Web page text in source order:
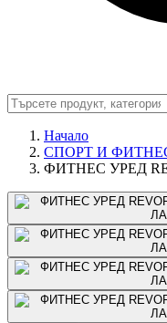
Начало
СПОРТ И
ФИТНЕС УРЕД